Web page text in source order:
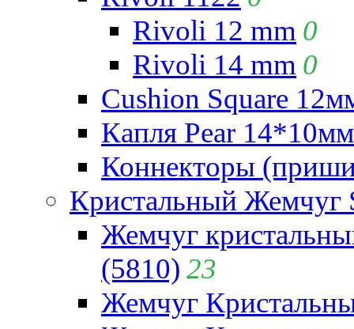
Rivoli 12 mm 0
Rivoli 14 mm 0
Cushion Square
Капля Pear
Коннекторы
Кристальный Жемчуг
Жемчуг
(5810) 23
Жемчуг